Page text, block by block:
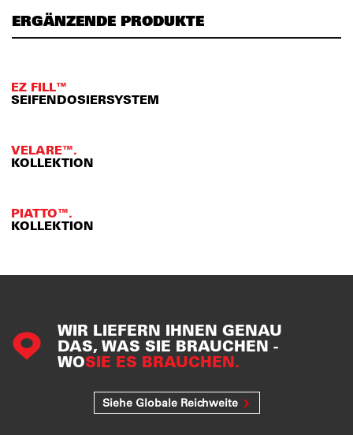
ERGÄNZENDE PRODUKTE
EZ FILL™
SEIFENDOSIERSYSTEM
VELARE™.
KOLLEKTION
PIATTO™.
KOLLEKTION
WIR LIEFERN IHNEN GENAU
DAS, WAS SIE BRAUCHEN -
WOSIE ES BRAUCHEN.
Siehe Globale Reichweite